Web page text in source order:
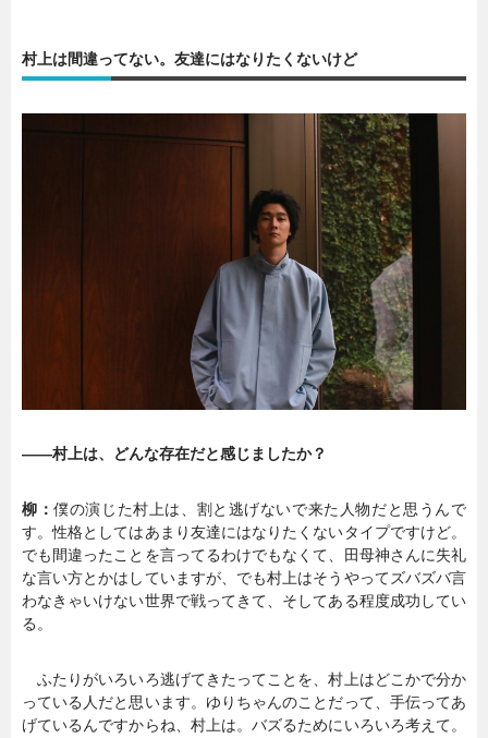
村上は間違ってない。友達にはなりたくないけど
――村上は、どんな存在だと感じましたか？
柳：僕の演じた村上は、割と逃げないで来た人物だと思うんで
す。性格としてはあまり友達にはなりたくないタイプですけど。
でも間違ったことを言ってるわけでもなくて、田母神さんに失礼
な言い方とかはしていますが、でも村上はそうやってズバズバ言
わなきゃいけない世界で戦ってきて、そしてある程度成功してい
る。
ふたりがいろいろ逃げてきたってことを、村上はどこかで分か
っている人だと思います。ゆりちゃんのことだって、手伝ってあ
げているんですからね、村上は。バズるためにいろいろ考えて。